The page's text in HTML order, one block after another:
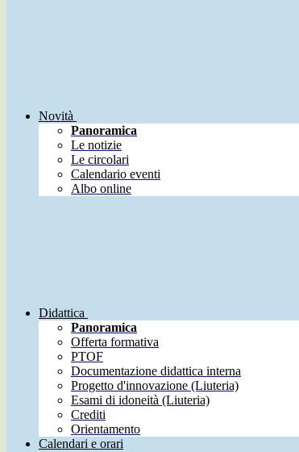
Novità
Panoramica
Le notizie
Le circolari
Calendario eventi
Albo online
Didattica
Panoramica
Offerta formativa
PTOF
Documentazione didattica interna
Progetto d'innovazione (Liuteria)
Esami di idoneità (Liuteria)
Crediti
Orientamento
Calendari e orari